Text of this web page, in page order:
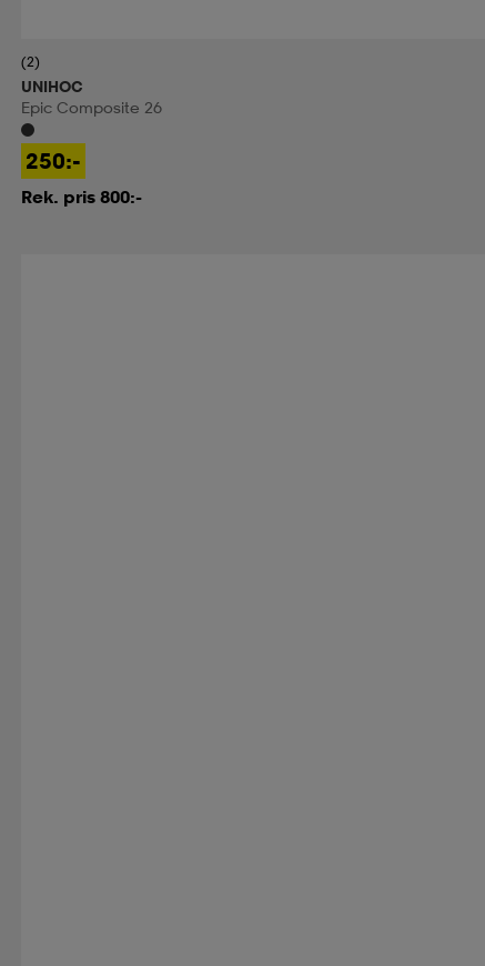
(2)
UNIHOC
Epic Composite 26
250:-
Rek. pris 800:-